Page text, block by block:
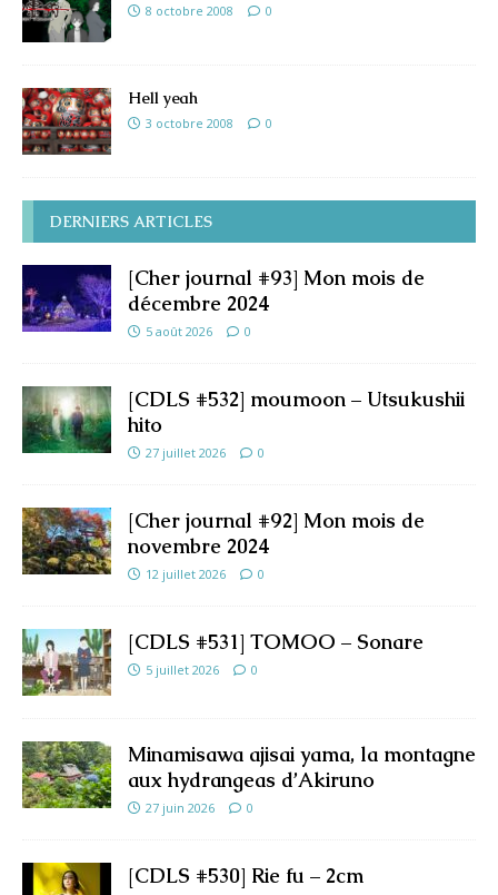
8 octobre 2008 0
Hell yeah
3 octobre 2008 0
DERNIERS ARTICLES
[Cher journal #93] Mon mois de
décembre 2024
5 août 2026 0
[CDLS #532] moumoon – Utsukushii
hito
27 juillet 2026 0
[Cher journal #92] Mon mois de
novembre 2024
12 juillet 2026 0
[CDLS #531] TOMOO – Sonare
5 juillet 2026 0
Minamisawa ajisai yama, la montagne
aux hydrangeas d’Akiruno
27 juin 2026 0
[CDLS #530] Rie fu – 2cm